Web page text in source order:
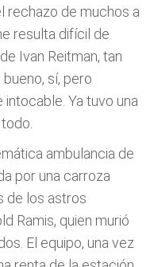
rechazo de muchos a
resulta difícil de
Ivan Reitman, tan
sí, pero
Ya tuvo una
ambulancia de
por una carroza
de los astros
Ramis, quien murió
El equipo, una vez